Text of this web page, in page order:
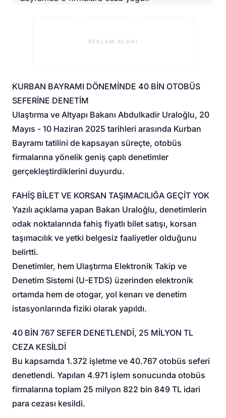
REKLAM ALANI
KURBAN BAYRAMI DÖNEMİNDE 40 BİN OTOBÜS
SEFERİNE DENETİM
Ulaştırma ve Altyapı Bakanı Abdulkadir Uraloğlu, 20
Mayıs - 10 Haziran 2025 tarihleri arasında Kurban
Bayramı tatilini de kapsayan süreçte, otobüs
firmalarına yönelik geniş çaplı denetimler
gerçekleştirdiklerini duyurdu.
FAHİŞ BİLET VE KORSAN TAŞIMACILIĞA GEÇİT YOK
Yazılı açıklama yapan Bakan Uraloğlu, denetimlerin
odak noktalarında fahiş fiyatlı bilet satışı, korsan
taşımacılık ve yetki belgesiz faaliyetler olduğunu
belirtti.
Denetimler, hem Ulaştırma Elektronik Takip ve
Denetim Sistemi (U-ETDS) üzerinden elektronik
ortamda hem de otogar, yol kenarı ve denetim
istasyonlarında fiziki olarak yapıldı.
40 BİN 767 SEFER DENETLENDİ, 25 MİLYON TL
CEZA KESİLDİ
Bu kapsamda 1.372 işletme ve 40.767 otobüs seferi
denetlendi. Yapılan 4.971 işlem sonucunda otobüs
firmalarına toplam 25 milyon 822 bin 849 TL idari
para cezası kesildi.